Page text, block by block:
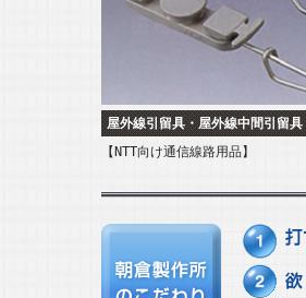
屋外線引留具・屋外線中間引留具
【NTT向け通信線路用品】